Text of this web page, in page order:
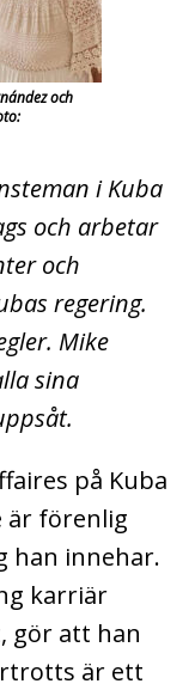
och
i Kuba
och arbetar
och
regering.
Mike
sina
på Kuba
är förenlig
han innehar.
karriär
gör att han
är ett